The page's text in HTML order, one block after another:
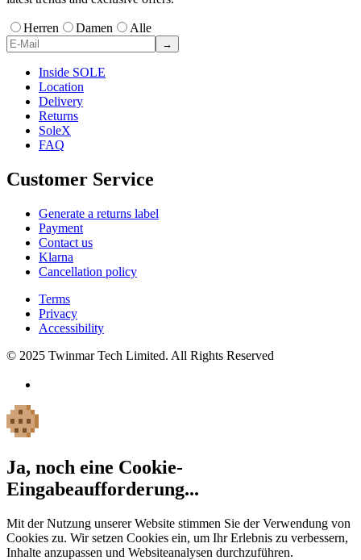
Herren Damen Alle
→
Inside SOLE
Location
Delivery
Returns
SoleX
FAQ
Customer Service
Generate a returns label
Payment
Contact us
Klarna
Cancellation policy
Terms
Privacy
Accessibility
© 2025 Twinmar Tech Limited. All Rights Reserved
Ja, noch eine Cookie-
Eingabeaufforderung...
Mit der Nutzung unserer Website stimmen Sie der Verwendung von
Cookies zu. Wir setzen Cookies ein, um Ihr Erlebnis zu verbessern,
Inhalte anzupassen und Websiteanalysen durchzuführen.